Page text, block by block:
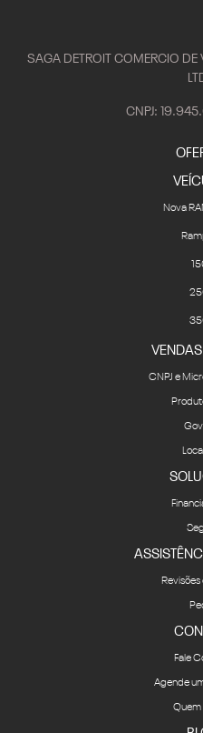
SAGA DETROIT COMERCIO DE
CNPJ:
Nova
CNPJ e
Revisões
Fale
Agende
Quem